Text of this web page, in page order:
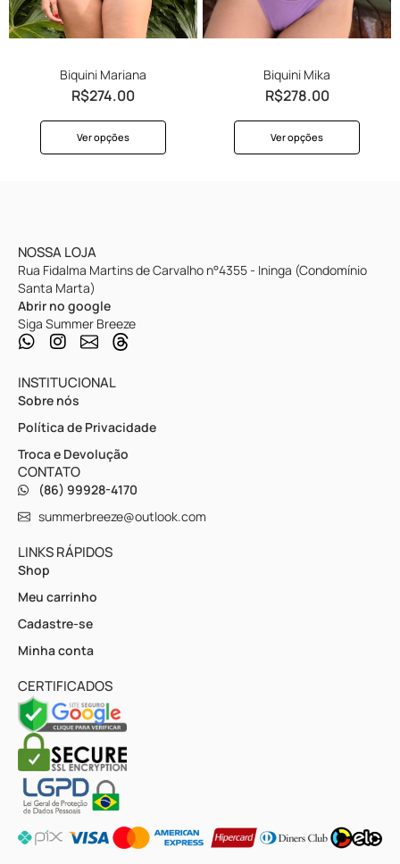
Biquini Mariana
R$274.00
Ver opções
Biquini Mika
R$278.00
Ver opções
NOSSA LOJA
Rua Fidalma Martins de Carvalho n°4355 - Ininga (Condomínio
Santa Marta)
Abrir no google
Siga Summer Breeze
INSTITUCIONAL
Sobre nós
Política de Privacidade
Troca e Devolução
CONTATO
(86) 99928-4170
summerbreeze@outlook.com
LINKS RÁPIDOS
Shop
Meu carrinho
Cadastre-se
Minha conta
CERTIFICADOS